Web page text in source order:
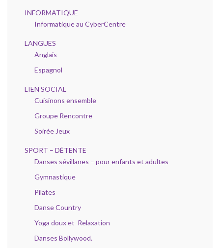
INFORMATIQUE
Informatique au CyberCentre
LANGUES
Anglais
Espagnol
LIEN SOCIAL
Cuisinons ensemble
Groupe Rencontre
Soirée Jeux
SPORT – DÉTENTE
Danses sévillanes – pour enfants et adultes
Gymnastique
Pilates
Danse Country
Yoga doux et Relaxation
Danses Bollywood.